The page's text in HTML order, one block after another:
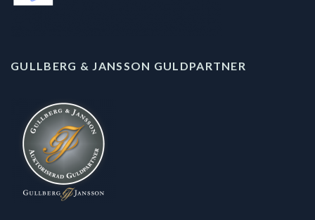
GULLBERG & JANSSON GULDPARTNER